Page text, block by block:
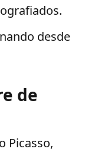
desde
de
Picasso,